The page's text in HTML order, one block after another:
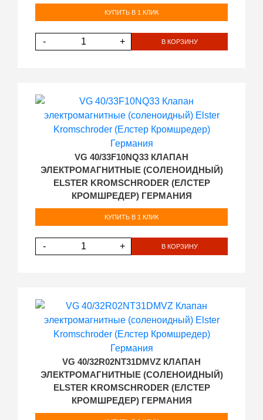
КУПИТЬ В 1 КЛИК
- + В КОРЗИНУ
VG 40/33F10NQ33 КЛАПАН
ЭЛЕКТРОМАГНИТНЫЕ (СОЛЕНОИДНЫЙ)
ELSTER KROMSCHRODER (ЕЛСТЕР
КРОМШРЕДЕР) ГЕРМАНИЯ
КУПИТЬ В 1 КЛИК
- + В КОРЗИНУ
VG 40/32R02NT31DMVZ КЛАПАН
ЭЛЕКТРОМАГНИТНЫЕ (СОЛЕНОИДНЫЙ)
ELSTER KROMSCHRODER (ЕЛСТЕР
КРОМШРЕДЕР) ГЕРМАНИЯ